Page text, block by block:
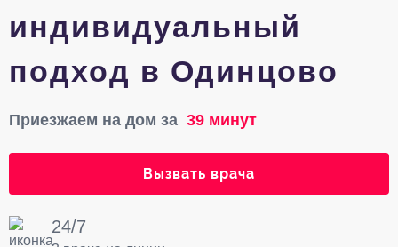
индивидуальный
подход в Одинцово
Приезжаем на дом за 39 минут
Вызвать врача
24/7